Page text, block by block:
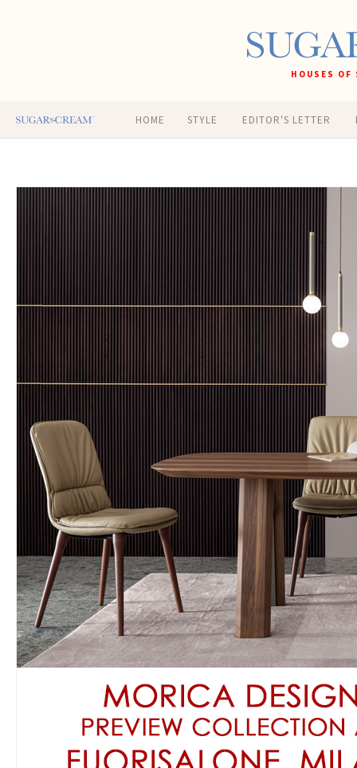
HOUSES
HOME STYLE EDITOR'S LETTER